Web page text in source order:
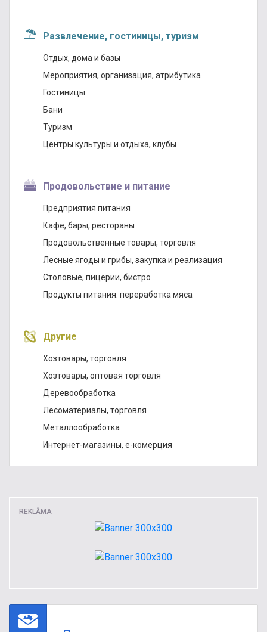
Развлечение, гостиницы, туризм
Отдых, дома и базы
Мероприятия, организация, атрибутика
Гостиницы
Бани
Туризм
Центры культуры и отдыха, клубы
Продовольствие и питание
Предприятия питания
Кафе, бары, рестораны
Продовольственные товары, торговля
Лесные ягоды и грибы, закупка и реализация
Столовые, пицерии, бистро
Продукты питания: переработка мяса
Другие
Хозтовары, торговля
Хозтовары, оптовая торговля
Деревообработка
Лесоматериалы, торговля
Металлообработка
Интернет-магазины, е-комерция
REKLĀMA